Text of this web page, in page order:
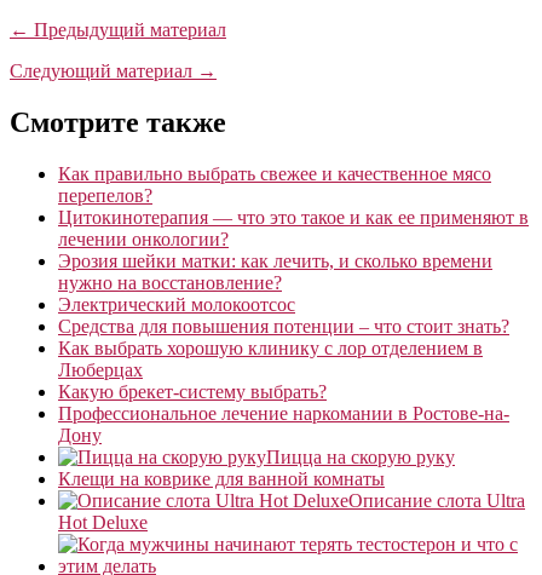
← Предыдущий материал
Следующий материал →
Смотрите также
Как правильно выбрать свежее и качественное мясо
перепелов?
Цитокинотерапия — что это такое и как ее применяют в
лечении онкологии?
Эрозия шейки матки: как лечить, и сколько времени
нужно на восстановление?
Электрический молокоотсос
Средства для повышения потенции – что стоит знать?
Как выбрать хорошую клинику с лор отделением в
Люберцах
Какую брекет-систему выбрать?
Профессиональное лечение наркомании в Ростове-на-
Дону
Пицца на скорую руку
Клещи на коврике для ванной комнаты
Описание слота Ultra
Hot Deluxe